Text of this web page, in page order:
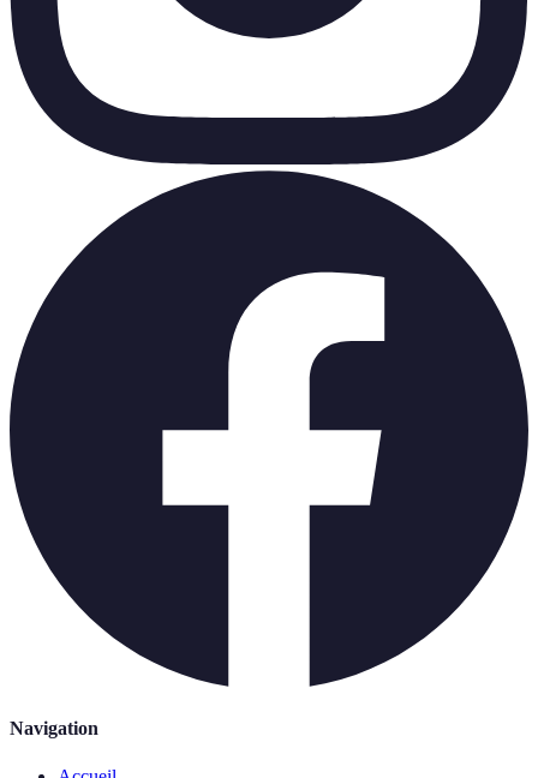
Navigation